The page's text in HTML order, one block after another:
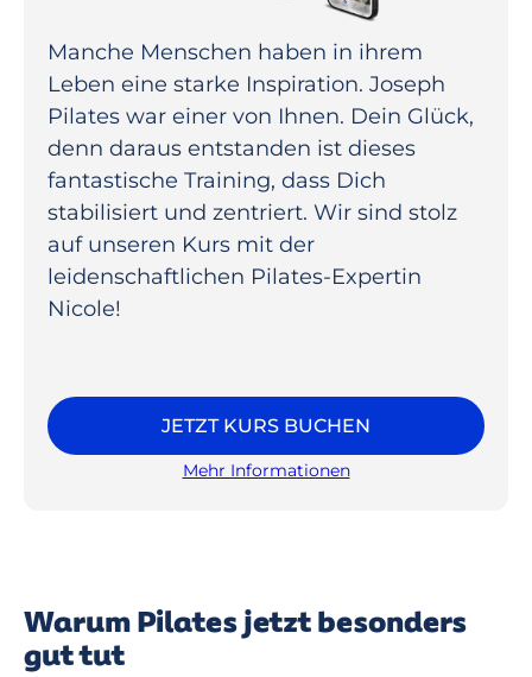
Manche Menschen haben in ihrem
Leben eine starke Inspiration. Joseph
Pilates war einer von Ihnen. Dein Glück,
denn daraus entstanden ist dieses
fantastische Training, dass Dich
stabilisiert und zentriert. Wir sind stolz
auf unseren Kurs mit der
leidenschaftlichen Pilates-Expertin
Nicole!
JETZT KURS BUCHEN
Mehr Informationen
Warum Pilates jetzt besonders
gut tut